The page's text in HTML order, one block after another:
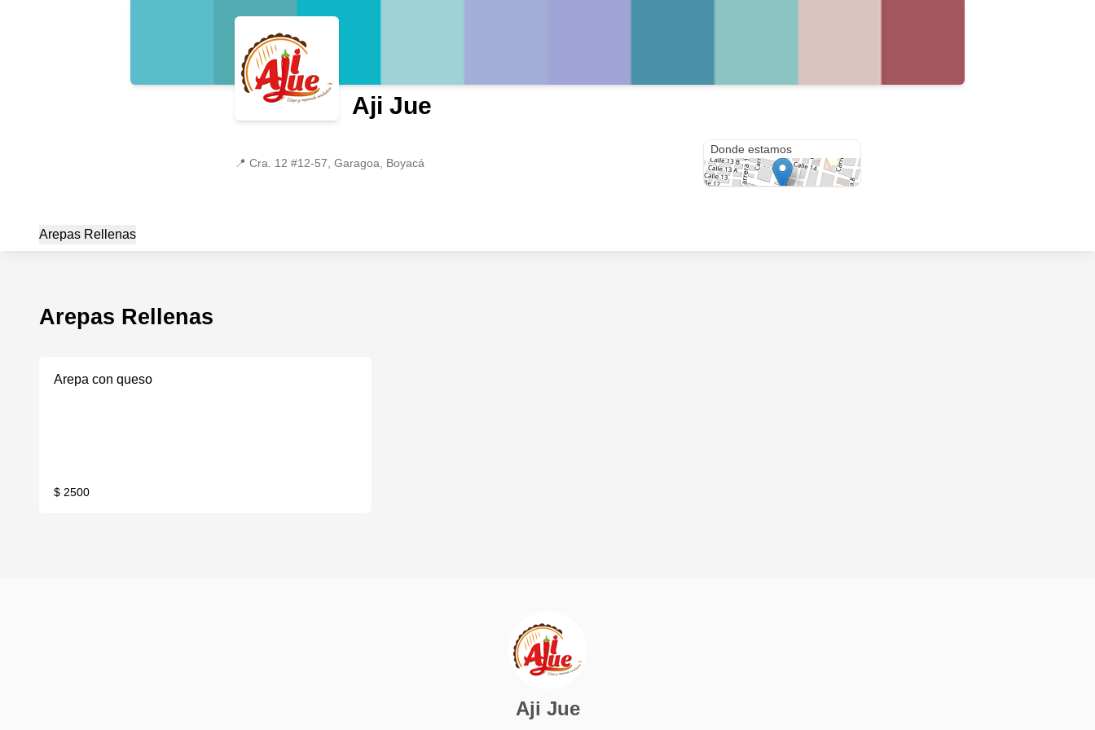
Aji Jue
📍 Cra. 12 #12-57, Garagoa, Boyacá
Donde estamos
Arepas Rellenas
Arepas Rellenas
Arepa con queso
$ 2500
Aji Jue